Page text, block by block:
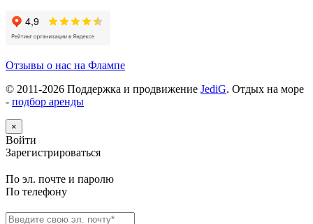
Отзывы о нас на Флампе
© 2011-2026 Поддержка и продвижение JediG. Отдых на море
- подбор аренды
×
Войти
Зарегистрироваться
По эл. почте и паролю
По телефону